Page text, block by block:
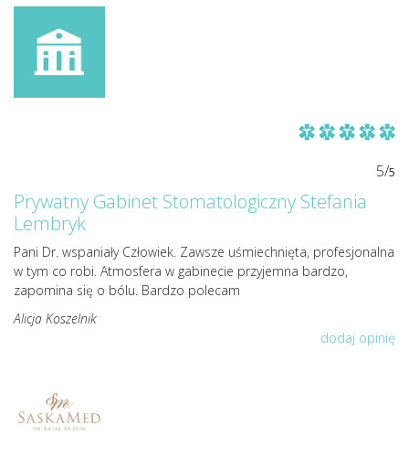
5/5
Prywatny Gabinet Stomatologiczny Stefania
Lembryk
Pani Dr. wspaniały Człowiek. Zawsze uśmiechnięta, profesjonalna
w tym co robi. Atmosfera w gabinecie przyjemna bardzo,
zapomina się o bólu. Bardzo polecam
Alicja Koszelnik
dodaj opinię